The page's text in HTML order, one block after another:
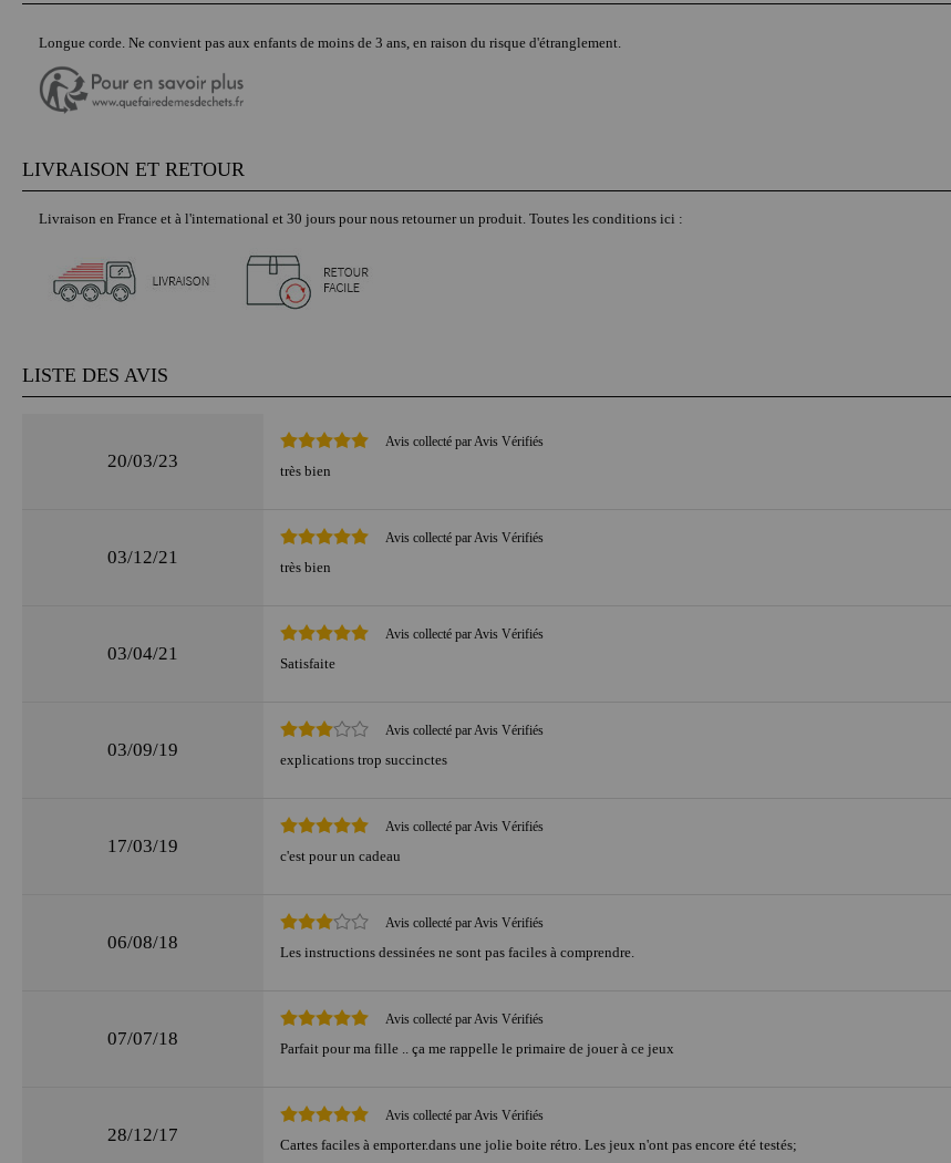
Longue corde. Ne convient pas aux enfants de moins de 3 ans, en raison du risque d'étranglement.
LIVRAISON ET RETOUR
Livraison en France et à l'international et 30 jours pour nous retourner un produit. Toutes les conditions ici :
LISTE DES AVIS
20/03/23
Avis collecté par Avis Vérifiés
très bien
03/12/21
Avis collecté par Avis Vérifiés
très bien
03/04/21
Avis collecté par Avis Vérifiés
Satisfaite
03/09/19
Avis collecté par Avis Vérifiés
explications trop succinctes
17/03/19
Avis collecté par Avis Vérifiés
c'est pour un cadeau
06/08/18
Avis collecté par Avis Vérifiés
Les instructions dessinées ne sont pas faciles à comprendre.
07/07/18
Avis collecté par Avis Vérifiés
Parfait pour ma fille .. ça me rappelle le primaire de jouer à ce jeux
28/12/17
Avis collecté par Avis Vérifiés
Cartes faciles à emporter.dans une jolie boite rétro. Les jeux n'ont pas encore été testés;